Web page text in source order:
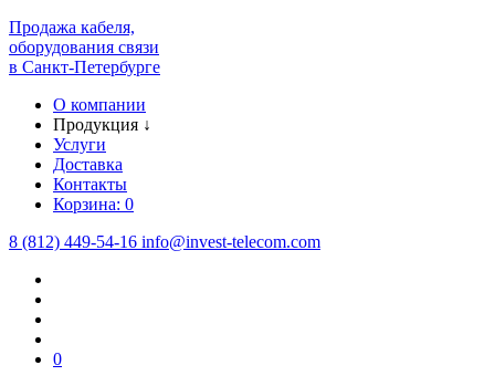
Продажа кабеля,
оборудования связи
в Санкт-Петербурге
О компании
Продукция ↓
Услуги
Доставка
Контакты
Корзина: 0
8 (812) 449-54-16 info@invest-telecom.com
0